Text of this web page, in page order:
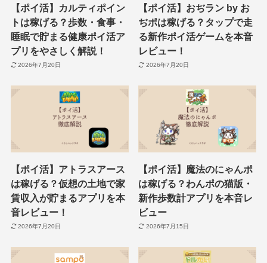
【ポイ活】カルティポイン
トは稼げる？歩数・食事・
睡眠で貯まる健康ポイ活ア
プリをやさしく解説！
2026年7月20日
【ポイ活】おぢラン by お
ぢポは稼げる？タップで走
る新作ポイ活ゲームを本音
レビュー！
2026年7月20日
【ポイ活】アトラスアース
は稼げる？仮想の土地で家
賃収入が貯まるアプリを本
音レビュー！
2026年7月20日
【ポイ活】魔法のにゃんポ
は稼げる？わんポの猫版・
新作歩数計アプリを本音レ
ビュー
2026年7月15日